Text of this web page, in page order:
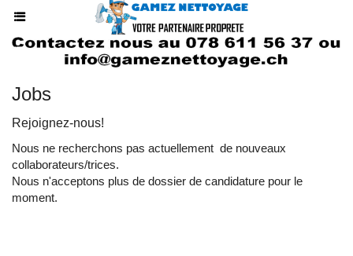
.
Jobs
Rejoignez-nous!
Nous ne recherchons pas actuellement de nouveaux
collaborateurs/trices.
Nous n'acceptons plus de dossier de candidature pour le
moment.